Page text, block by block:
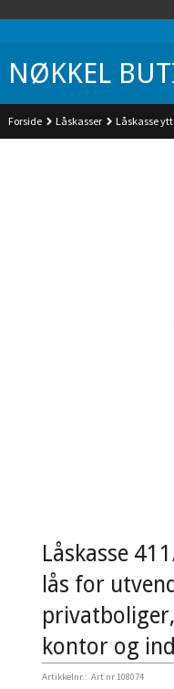
NØKKEL
Forside Låskasser Låskasse
Låskasse
lås for
kontor og
Artikkelnr.: Art nr 108074